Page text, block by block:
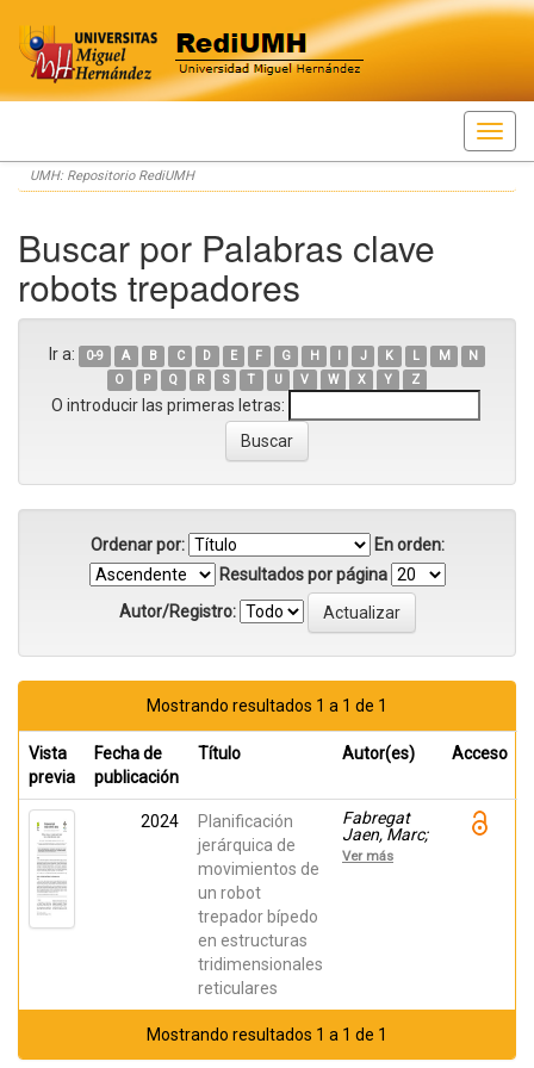
Skip
navigation
UMH: Repositorio RediUMH
Buscar por Palabras clave
robots trepadores
Ir a: 0-9 A B C D E F G H I J K L M
N
O
P Q R S T U V W X Y Z
O introducir las primeras letras:
Ordenar por:
En orden:
Resultados por página
Autor/Registro:
Mostrando resultados 1 a 1 de 1
Vista
previa
Fecha de
publicación
Título Autor(es) Acceso
2024
Planificación
jerárquica de
movimientos de
un robot
trepador bípedo
en estructuras
tridimensionales
reticulares
Fabregat
Jaen, Marc;
Peidró,
Adrián;
Ver más
Mostrando resultados 1 a 1 de 1